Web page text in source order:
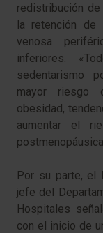
redistribución
la retención de
venosa
inferiores.
sedentarismo
mayor riesgo
obesidad,
aumentar el
Por su parte, el
jefe del
Hospitales
con el inicio de